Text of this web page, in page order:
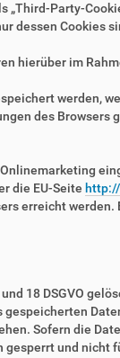
Party-
dessen Cookies
hierüber im
werden,
des
die EU-Seite
erreicht
18 DSGVO
Sofern die
und